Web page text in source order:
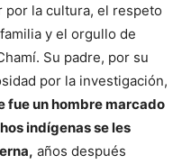
por la cultura, el respeto
y el orgullo de
Su padre, por su
por la investigación,
fue un hombre marcado
indígenas se les
años después